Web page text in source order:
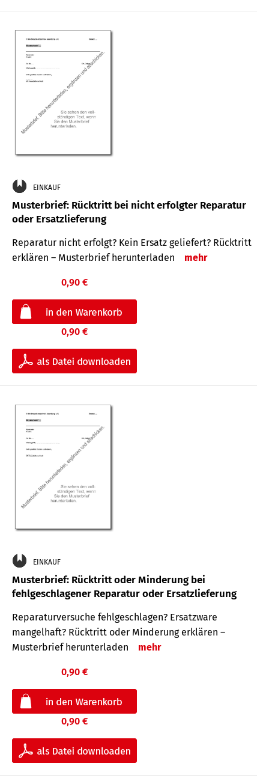
EINKAUF
Musterbrief: Rücktritt bei nicht erfolgter Reparatur
oder Ersatzlieferung
Reparatur nicht erfolgt? Kein Ersatz geliefert? Rücktritt
erklären – Musterbrief herunterladen
mehr
0,90 €
0,90 €
EINKAUF
Musterbrief: Rücktritt oder Minderung bei
fehlgeschlagener Reparatur oder Ersatzlieferung
Reparaturversuche fehlgeschlagen? Ersatzware
mangelhaft? Rücktritt oder Minderung erklären –
Musterbrief herunterladen
mehr
0,90 €
0,90 €